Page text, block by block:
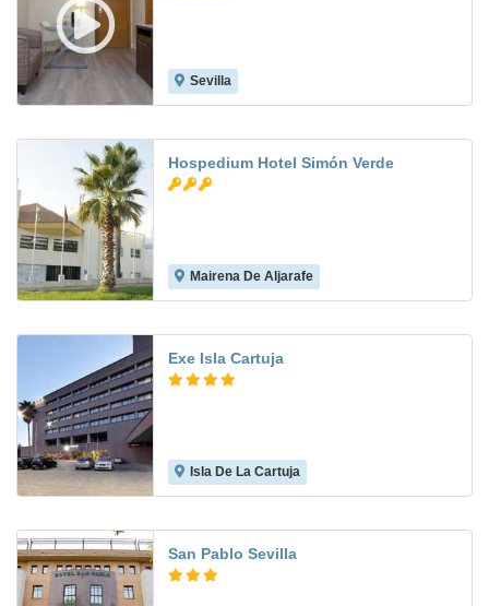
Sevilla
Hospedium Hotel Simón Verde
Mairena De Aljarafe
Exe Isla Cartuja
Isla De La Cartuja
San Pablo Sevilla